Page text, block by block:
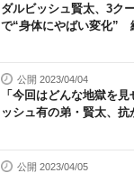
ダルビッシュ賢太、3ク
で“身体にやばい変化”
公開 2023/04/04
「今回はどんな地獄を
ッシュ有の弟・賢太、
公開 2023/04/05